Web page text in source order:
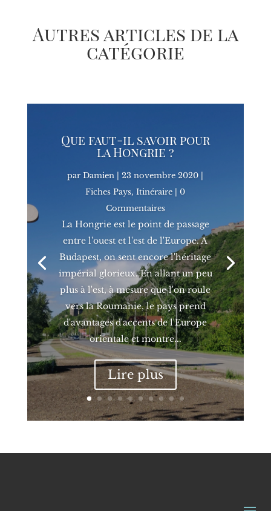
Autres articles de la
catégorie
Que faut-il savoir pour
la Hongrie ?
parDamien |23 novembre 2020 |
Fiches Pays,Itinéraire | 0
Commentaires
La Hongrie est le point de passage
entre l'ouest et l'est de l'Europe. A
Budapest, on sent encore l'héritage
impérial glorieux. En allant un peu
plus à l'est, à mesure que l'on roule
vers la Roumanie, le pays prend
d'avantages d'accents de l'Europe
orientale et montre...
Lire plus